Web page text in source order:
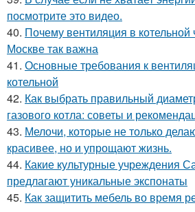
посмотрите это видео.
40. Почему вентиляция в котельной
Москве так важна
41. Основные требования к
котельной
42. Как выбрать правильный
газового котла: советы и
43. Мелочи, которые не только
красивее, но и упрощают жизнь.
44. Какие культурные учреждения
предлагают уникальные экспонаты
45. Как защитить мебель во время